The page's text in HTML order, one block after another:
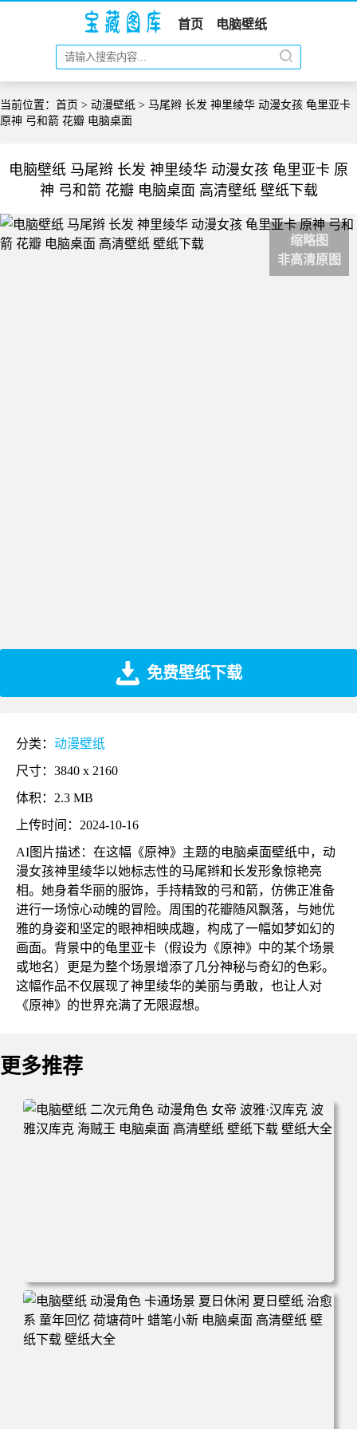
首页 电脑壁纸
当前位置： 首页 > 动漫壁纸 > 马尾辫 长发 神里绫华 动漫女孩 龟里亚卡
原神 弓和箭 花瓣 电脑桌面
电脑壁纸 马尾辫 长发 神里绫华 动漫女孩 龟里亚卡 原
神 弓和箭 花瓣 电脑桌面 高清壁纸 壁纸下载
缩略图
非高清原图
免费壁纸下载
分类： 动漫壁纸
尺寸：3840 x 2160
体积：2.3 MB
上传时间：2024-10-16
AI图片描述：在这幅《原神》主题的电脑桌面壁纸中，动
漫女孩神里绫华以她标志性的马尾辫和长发形象惊艳亮
相。她身着华丽的服饰，手持精致的弓和箭，仿佛正准备
进行一场惊心动魄的冒险。周围的花瓣随风飘落，与她优
雅的身姿和坚定的眼神相映成趣，构成了一幅如梦如幻的
画面。背景中的龟里亚卡（假设为《原神》中的某个场景
或地名）更是为整个场景增添了几分神秘与奇幻的色彩。
这幅作品不仅展现了神里绫华的美丽与勇敢，也让人对
《原神》的世界充满了无限遐想。
更多推荐
电脑壁纸 二次元角色 动漫角色 女帝 波雅·汉库克 波雅汉库
克 海贼王 电脑桌面 高清壁纸 壁纸下载 壁纸大全